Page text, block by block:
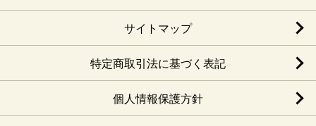
サイトマップ
特定商取引法に基づく表記
個人情報保護方針